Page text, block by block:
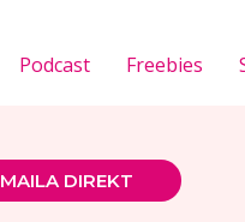
Podcast Freebies
MAILA DIREKT